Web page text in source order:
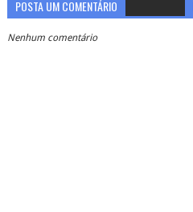
POSTA UM COMENTÁRIO
Nenhum comentário